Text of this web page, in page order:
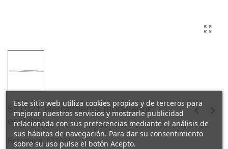
521021 Herramienta modelador
escultor
Referencia: 521021
Este sitio web utiliza cookies propias y de terceros para
mejorar nuestros servicios y mostrarle publicidad
relacionada con sus preferencias mediante el análisis de
sus hábitos de navegación. Para dar su consentimiento
sobre su uso pulse el botón Acepto.